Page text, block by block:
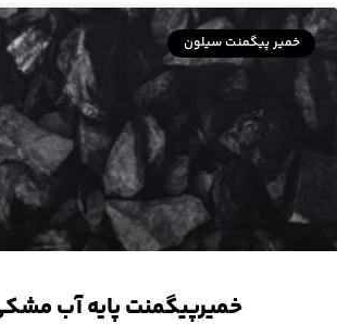
خمیر پیگمنت سیلون
خمیرپیگمنت پایه آب مشکی